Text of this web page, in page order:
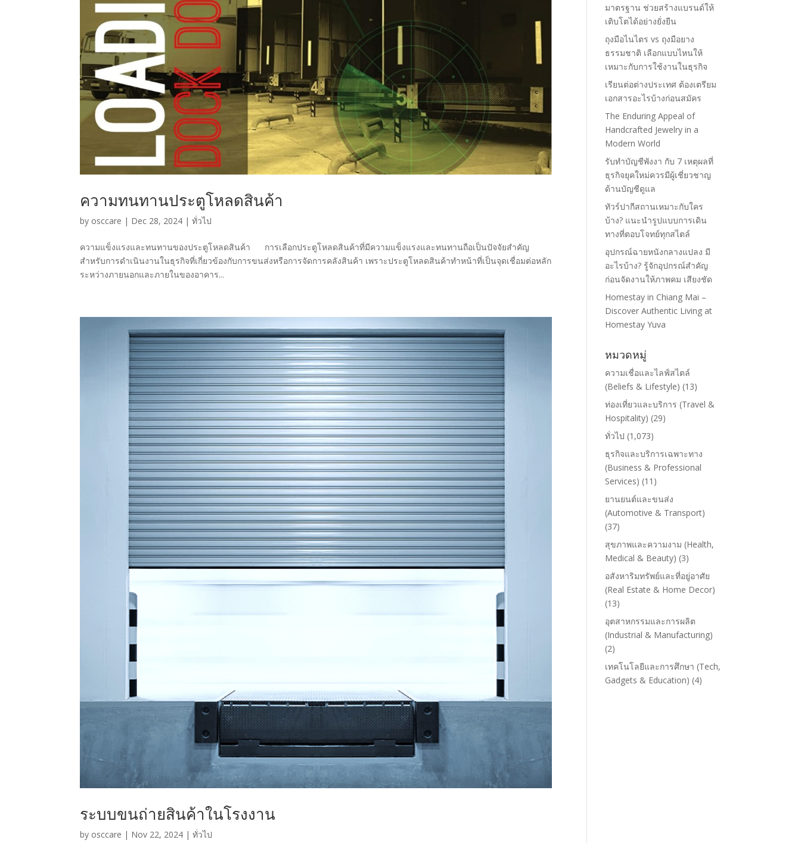
ความทนทานประตูโหลดสินค้า
by osccare | Dec 28, 2024 |ทั่วไป
ความแข็งแรงและทนทานของประตูโหลดสินค้า การเลือกประตูโหลดสินค้าที่มีความแข็งแรงและทนทานถือเป็นปัจจัยสำคัญ
สำหรับการดำเนินงานในธุรกิจที่เกี่ยวข้องกับการขนส่งหรือการจัดการคลังสินค้า เพราะประตูโหลดสินค้าทำหน้าที่เป็นจุดเชื่อมต่อหลัก
ระหว่างภายนอกและภายในของอาคาร...
ระบบขนถ่ายสินค้าในโรงงาน
by osccare | Nov 22, 2024 |ทั่วไป
มาตรฐาน ช่วยสร้างแบรนด์ให้
เติบโตได้อย่างยั่งยืน
ถุงมือไนไตร vs ถุงมือยาง
ธรรมชาติ เลือกแบบไหนให้
เหมาะกับการใช้งานในธุรกิจ
เรียนต่อต่างประเทศ ต้องเตรียม
เอกสารอะไรบ้างก่อนสมัคร
The Enduring Appeal of
Handcrafted Jewelry in a
Modern World
รับทำบัญชีพังงา กับ 7 เหตุผลที่
ธุรกิจยุคใหม่ควรมีผู้เชี่ยวชาญ
ด้านบัญชีดูแล
ทัวร์ปากีสถานเหมาะกับใคร
บ้าง? แนะนำรูปแบบการเดิน
ทางที่ตอบโจทย์ทุกสไตล์
อุปกรณ์ฉายหนังกลางแปลง มี
อะไรบ้าง? รู้จักอุปกรณ์สำคัญ
ก่อนจัดงานให้ภาพคม เสียงชัด
Homestay in Chiang Mai –
Discover Authentic Living at
Homestay Yuva
หมวดหมู่
ความเชื่อและไลฟ์สไตล์
(Beliefs & Lifestyle) (13)
ท่องเที่ยวและบริการ (Travel &
Hospitality) (29)
ทั่วไป (1,073)
ธุรกิจและบริการเฉพาะทาง
(Business & Professional
Services) (11)
ยานยนต์และขนส่ง
(Automotive & Transport)
(37)
สุขภาพและความงาม (Health,
Medical & Beauty) (3)
อสังหาริมทรัพย์และที่อยู่อาศัย
(Real Estate & Home Decor)
(13)
อุตสาหกรรมและการผลิต
(Industrial & Manufacturing)
(2)
เทคโนโลยีและการศึกษา (Tech,
Gadgets & Education) (4)